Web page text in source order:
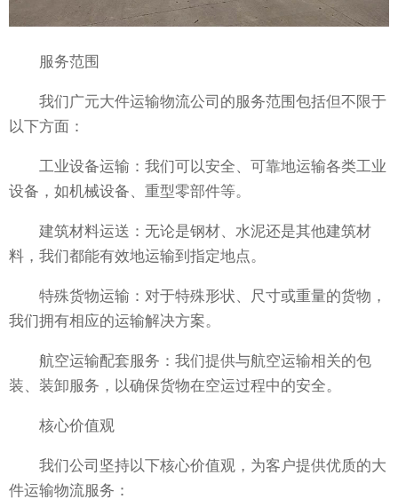
服务范围
我们广元大件运输物流公司的服务范围包括但不限于
以下方面：
工业设备运输：我们可以安全、可靠地运输各类工业
设备，如机械设备、重型零部件等。
建筑材料运送：无论是钢材、水泥还是其他建筑材
料，我们都能有效地运输到指定地点。
特殊货物运输：对于特殊形状、尺寸或重量的货物，
我们拥有相应的运输解决方案。
航空运输配套服务：我们提供与航空运输相关的包
装、装卸服务，以确保货物在空运过程中的安全。
核心价值观
我们公司坚持以下核心价值观，为客户提供优质的大
件运输物流服务：